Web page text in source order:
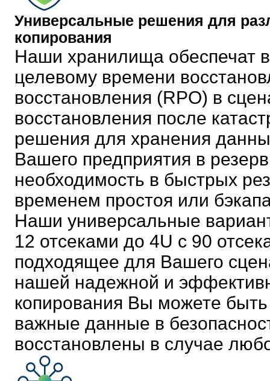
Универсальные решения для
копирования
Наши хранилища обеспечат
целевому времени
восстановления (RPO) в
восстановления после
решения для хранения
Вашего предприятия в
необходимость в быстрых
временем простоя или
Наши универсальные
12 отсеками до 4U с 90
подходящее для Вашего
нашей надежной и
копирования Вы можете
важные данные в
восстановлены в случае